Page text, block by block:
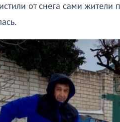
от снега сами